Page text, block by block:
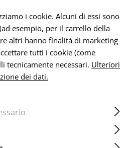
OPERATOR COMBAT PANT
COMBAT
i cookie. Alcuni di essi sono
esempio, per il carrello della
altri hanno finalità di marketing
tutti i cookie (come
tecnicamente necessari. Ulteriori
dei dati.